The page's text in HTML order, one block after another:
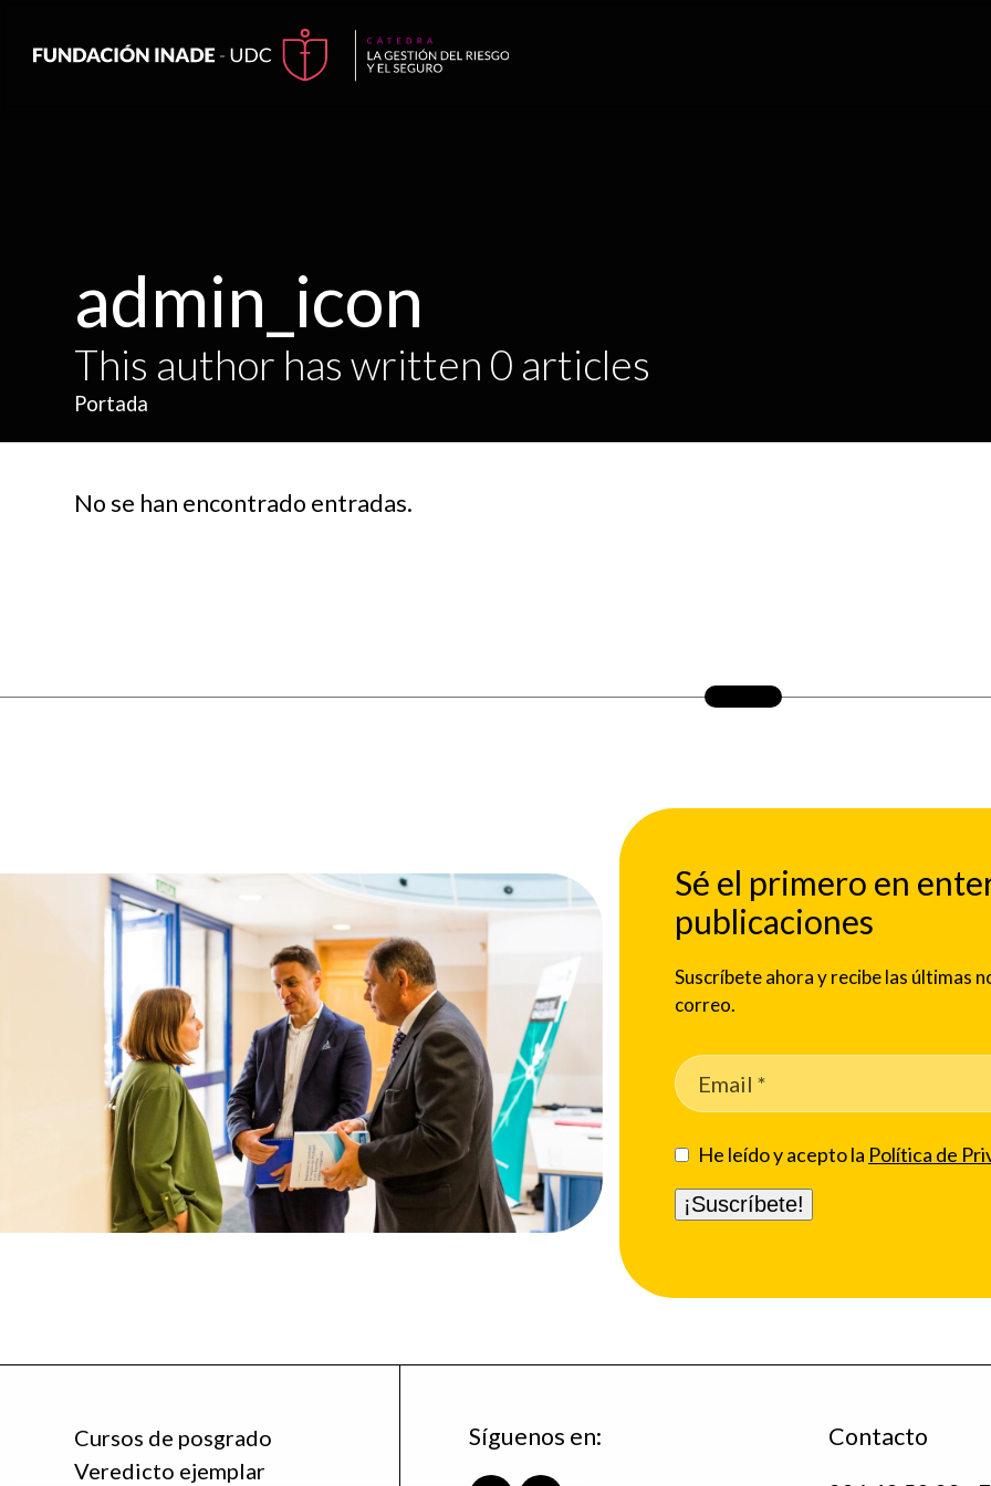
admin_icon
This author has written 0 articles
Portada
No se han encontrado entradas.
Sé el primero en
publicaciones
Suscríbete ahora y recibe las últimas
correo.
He leído y acepto la Política de
Cursos de posgrado
Veredicto ejemplar
Síguenos en: Contacto